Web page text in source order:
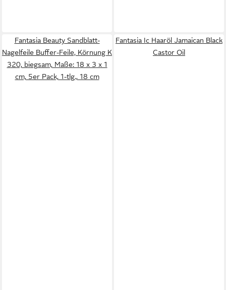
Fantasia Beauty Sandblatt-
Nagelfeile Buffer-Feile, Körnung K
320, biegsam, Maße: 18 x 3 x 1
cm, 5er Pack, 1-tlg., 18 cm
Fantasia Ic Haaröl Jamaican Black
Castor Oil